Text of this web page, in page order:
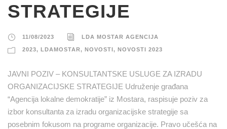
STRATEGIJE
11/08/2023 LDA MOSTAR AGENCIJA
2023, LDAMOSTAR, NOVOSTI, NOVOSTI 2023
JAVNI POZIV – KONSULTANTSKE USLUGE ZA IZRADU
ORGANIZACIJSKE STRATEGIJE Udruženje građana
“Agencija lokalne demokratije” iz Mostara, raspisuje poziv za
izbor konsultanta za izradu organizacijske strategije sa
posebnim fokusom na programe organizacije. Pravo učešća na